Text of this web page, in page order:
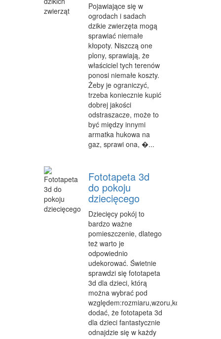
Pojawiające się w
ogrodach i sadach
dzikie zwierzęta mogą
sprawiać niemałe
kłopoty. Niszczą one
plony, sprawiają, że
właściciel tych terenów
ponosi niemałe koszty.
Żeby je ograniczyć,
trzeba koniecznie kupić
dobrej jakości
odstraszacze, może to
być między innymi
armatka hukowa na
gaz, sprawi ona, �...
Fototapeta 3d
do pokoju
dziecięcego
Dziecięcy pokój to
bardzo ważne
pomieszczenie, dlatego
też warto je
odpowiednio
udekorować. Świetnie
sprawdzi się fototapeta
3d dla dzieci, którą
można wybrać pod
dodać, że fototapeta 3d
dla dzieci fantastycznie
odnajdzie się w każdy